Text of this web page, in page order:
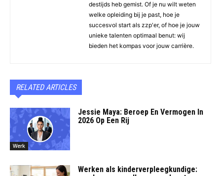
destijds heb gemist. Of je nu wilt weten
welke opleiding bij je past, hoe je
succesvol start als zzp'er, of hoe je jouw
unieke talenten optimaal benut: wij
bieden het kompas voor jouw carrière.
RELATED ARTICLES
Werk
Jessie Maya: Beroep En Vermogen In
2026 Op Een Rij
Werken als kinderverpleegkundige: